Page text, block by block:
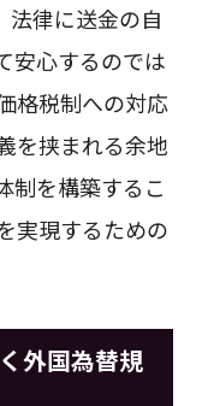
法律に送金の自
安心するのでは
格税制への対応
を挟まれる余地
制を構築するこ
実現するための
外国為替規